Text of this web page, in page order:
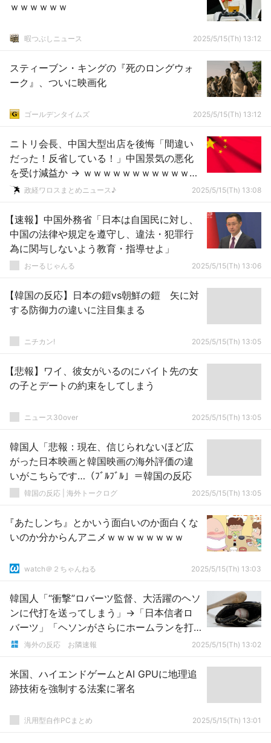
ｗｗｗｗｗｗ
暇つぶしニュース 2025/5/15(Th) 13:12
スティーブン・キングの『死のロングウォ
ーク』、ついに映画化
ゴールデンタイムズ 2025/5/15(Th) 13:12
ニトリ会長、中国大型出店を後悔「間違い
だった！反省している！」中国景気の悪化
を受け減益か → ｗｗｗｗｗｗｗｗｗｗｗｗ
ｗｗｗｗｗｗｗｗ
政経ワロスまとめニュース♪ 2025/5/15(Th) 13:08
【速報】中国外務省「日本は自国民に対し、
中国の法律や規定を遵守し、違法・犯罪行
為に関与しないよう教育・指導せよ」
おーるじゃんる 2025/5/15(Th) 13:06
【韓国の反応】日本の鎧vs朝鮮の鎧 矢に対
する防御力の違いに注目集まる
ニチカン! 2025/5/15(Th) 13:05
【悲報】ワイ、彼女がいるのにバイト先の女
の子とデートの約束をしてしまう
ニュース30over 2025/5/15(Th) 13:05
韓国人「悲報：現在、信じられないほど広
がった日本映画と韓国映画の海外評価の違
いがこちらです…（ﾌﾞﾙﾌﾞﾙ」＝韓国の反応
韓国の反応 | 海外トークログ 2025/5/15(Th) 13:05
『あたしンち』とかいう面白いのか面白くな
いのか分からんアニメｗｗｗｗｗｗｗｗ
watch＠２ちゃんねる 2025/5/15(Th) 13:03
韓国人「“衝撃”ロバーツ監督、大活躍のヘソ
ンに代打を送ってしまう」→「日本信者ロ
バーツ」「ヘソンがさらにホームランを打
てばロバーツが困るから急いで交代したよ
チャンス頑張ろう」
海外の反応 お隣速報 2025/5/15(Th) 13:02
米国、ハイエンドゲームとAI GPUに地理追
跡技術を強制する法案に署名
汎用型自作PCまとめ 2025/5/15(Th) 13:01